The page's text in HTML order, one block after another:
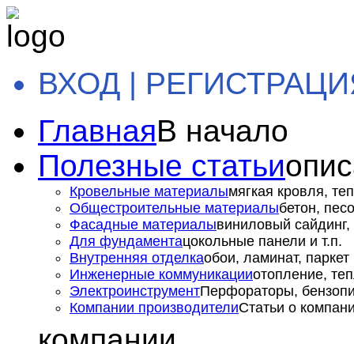
ВХОД |
ГлавнаяВ начало
Полезные статьи
Кровельные материалымягкая кровля,
Общестроительные материалыбетон,
Фасадные материалывиниловый сайдинг,
Для фундаментацокольные панели и т.п.
Внутренняя отделкаобои, ламинат, паркет
Инженерные коммуникацииотопление,
ЭлектроинструментПерфораторы,
Компании производителиСтатьи о